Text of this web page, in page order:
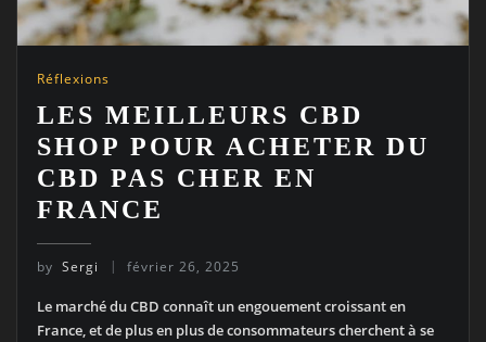
Réflexions
LES MEILLEURS CBD
SHOP POUR ACHETER DU
CBD PAS CHER EN
FRANCE
by Sergi février 26, 2025
Le marché du CBD connaît un engouement croissant en
France, et de plus en plus de consommateurs cherchent à se